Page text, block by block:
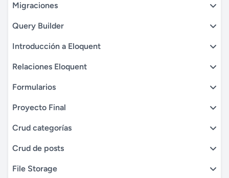
Migraciones
Query Builder
Introducción a Eloquent
Relaciones Eloquent
Formularios
Proyecto Final
Crud categorías
Crud de posts
File Storage